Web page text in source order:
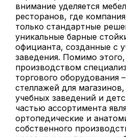
внимание уделяется
ресторанов, где
только стандартные
уникальные барные
официанта, созданные с
заведения. Помимо
производством
торгового оборудования
стеллажей для
учебных заведений и
частью ассортимента
ортопедические и
собственного